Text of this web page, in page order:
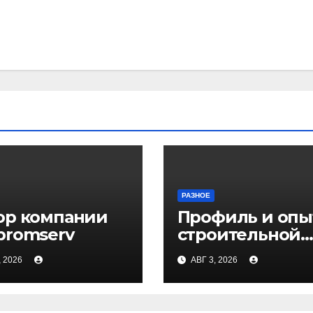
компании
2026
РАЗНОЕ
Профиль и
строительной
компании
АВГ 3, 2026